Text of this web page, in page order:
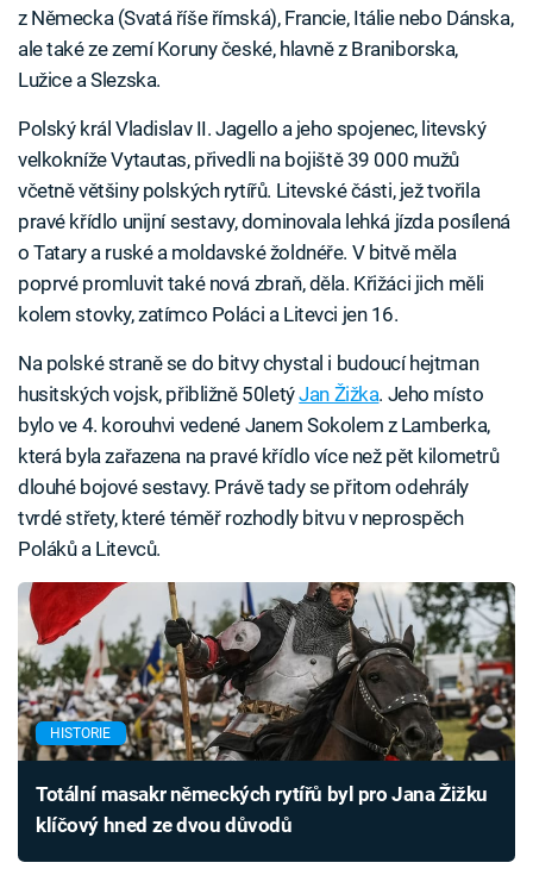
z Německa (Svatá říše římská), Francie, Itálie nebo Dánska,
ale také ze zemí Koruny české, hlavně z Braniborska,
Lužice a Slezska.
Polský král Vladislav II. Jagello a jeho spojenec, litevský
velkokníže Vytautas, přivedli na bojiště 39 000 mužů
včetně většiny polských rytířů. Litevské části, jež tvořila
pravé křídlo unijní sestavy, dominovala lehká jízda posílená
o Tatary a ruské a moldavské žoldnéře. V bitvě měla
poprvé promluvit také nová zbraň, děla. Křižáci jich měli
kolem stovky, zatímco Poláci a Litevci jen 16.
Na polské straně se do bitvy chystal i budoucí hejtman
husitských vojsk, přibližně 50letýJan Žižka. Jeho místo
bylo ve 4. korouhvi vedené Janem Sokolem z Lamberka,
která byla zařazena na pravé křídlo více než pět kilometrů
dlouhé bojové sestavy. Právě tady se přitom odehrály
tvrdé střety, které téměř rozhodly bitvu v neprospěch
Poláků a Litevců.
HISTORIE
Totální masakr německých rytířů byl pro Jana Žižku
klíčový hned ze dvou důvodů